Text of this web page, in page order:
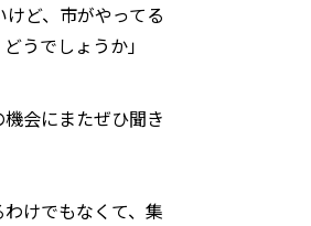
ど、市がやってる
うでしょうか」
会にまたぜひ聞き
けでもなくて、集